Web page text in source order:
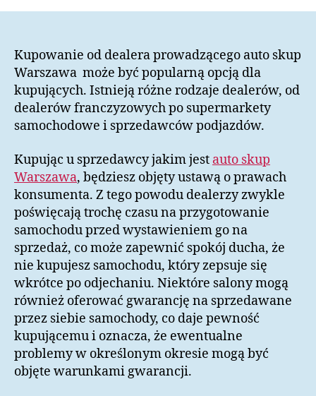
Kupowanie od dealera prowadzącego auto skup
Warszawa może być popularną opcją dla
kupujących. Istnieją różne rodzaje dealerów, od
dealerów franczyzowych po supermarkety
samochodowe i sprzedawców podjazdów.
Kupując u sprzedawcy jakim jest auto skup
Warszawa, będziesz objęty ustawą o prawach
konsumenta. Z tego powodu dealerzy zwykle
poświęcają trochę czasu na przygotowanie
samochodu przed wystawieniem go na
sprzedaż, co może zapewnić spokój ducha, że
nie kupujesz samochodu, który zepsuje się
wkrótce po odjechaniu. Niektóre salony mogą
również oferować gwarancję na sprzedawane
przez siebie samochody, co daje pewność
kupującemu i oznacza, że ewentualne
problemy w określonym okresie mogą być
objęte warunkami gwarancji.